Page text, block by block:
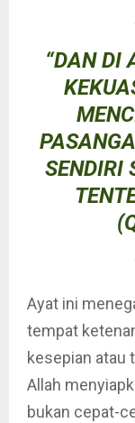
“DAN DI
SENDIRI
Ayat ini
tempat
kesepian atau
Allah
bukan cepat-